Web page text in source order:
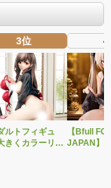
3位
ルトフィギュ
きくカラーリン
4
【Bfull
JAPAN】